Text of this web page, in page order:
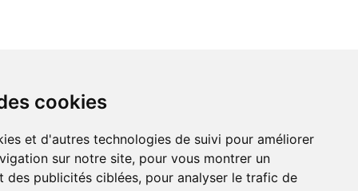
cookies
et d'autres technologies de suivi pour améliorer
sur notre site, pour vous montrer un
des publicités ciblées, pour analyser le trafic de